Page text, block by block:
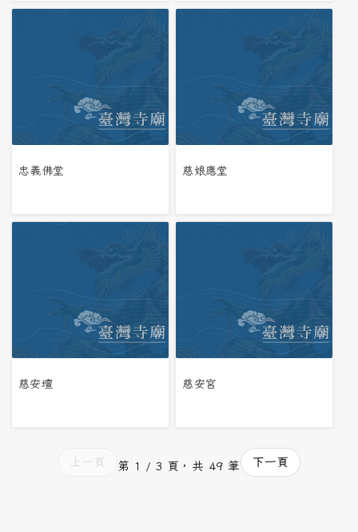
忠義佛堂 慈娘應堂
慈安壇 慈安宮
上一頁 第 1 / 3 頁，共 49 筆 下一頁